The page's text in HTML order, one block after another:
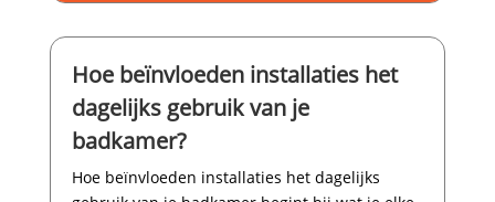
Hoe beïnvloeden installaties het
dagelijks gebruik van je
badkamer?
Hoe beïnvloeden installaties het dagelijks